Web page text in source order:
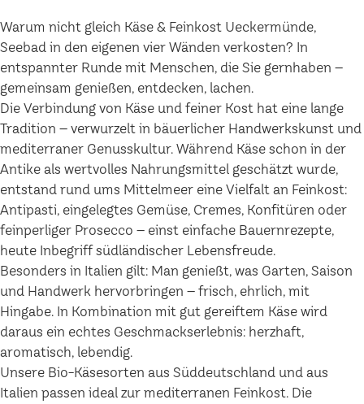
Warum nicht gleich Käse & Feinkost Ueckermünde,
Seebad in den eigenen vier Wänden verkosten? In
entspannter Runde mit Menschen, die Sie gernhaben –
gemeinsam genießen, entdecken, lachen.
Die Verbindung von Käse und feiner Kost hat eine lange
Tradition – verwurzelt in bäuerlicher Handwerkskunst und
mediterraner Genusskultur. Während Käse schon in der
Antike als wertvolles Nahrungsmittel geschätzt wurde,
entstand rund ums Mittelmeer eine Vielfalt an Feinkost:
Antipasti, eingelegtes Gemüse, Cremes, Konfitüren oder
feinperliger Prosecco – einst einfache Bauernrezepte,
heute Inbegriff südländischer Lebensfreude.
Besonders in Italien gilt: Man genießt, was Garten, Saison
und Handwerk hervorbringen – frisch, ehrlich, mit
Hingabe. In Kombination mit gut gereiftem Käse wird
daraus ein echtes Geschmackserlebnis: herzhaft,
aromatisch, lebendig.
Unsere Bio-Käsesorten aus Süddeutschland und aus
Italien passen ideal zur mediterranen Feinkost. Die